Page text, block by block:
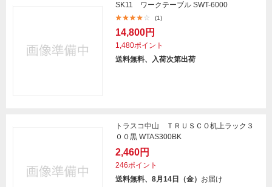
SK11 ワークテーブル SWT-6000
(1)
14,800円
1,480ポイント
送料無料、入荷次第出荷
トラスコ中山 ＴＲＵＳＣＯ机上ラック３
００黒 WTAS300BK
2,460円
246ポイント
送料無料、8月14日（金） お届け